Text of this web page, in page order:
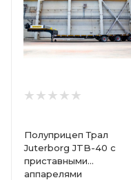
Полуприцеп Трал
Juterborg JTB-40 с
приставными
аппарелями